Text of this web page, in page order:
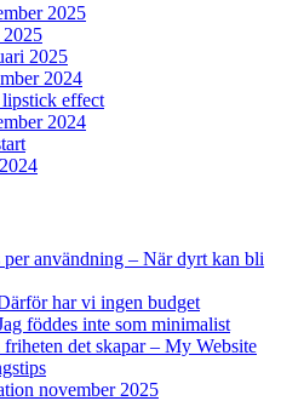
2025
2025
2024
effect
2024
per användning – När dyrt kan bli
har vi ingen budget
föddes inte som minimalist
det skapar – My Website
november 2025